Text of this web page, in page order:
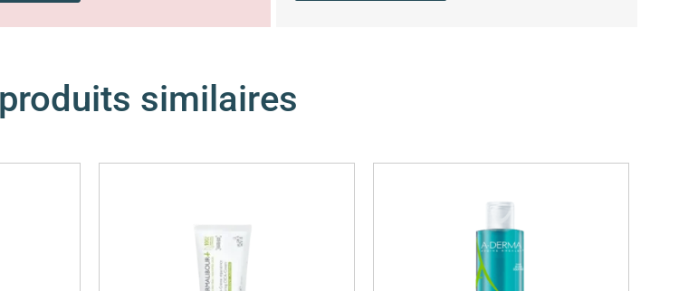
similaires